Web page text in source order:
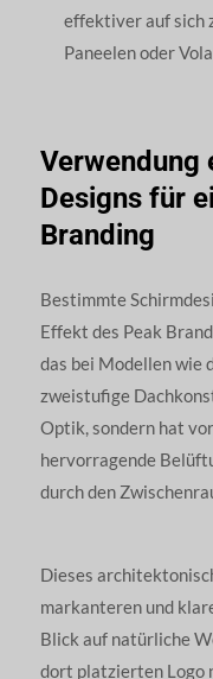
effektiver auf sich
Paneelen oder
Verwendung
Designs für
Branding
Bestimmte
Effekt des Peak
das bei Modellen wie
zweistufige
Optik, sondern hat
hervorragende
durch den
Dieses
markanteren und
Blick auf natürliche
dort platzierten Logo